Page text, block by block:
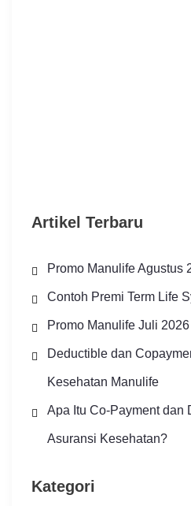
Artikel Terbaru
Promo Manulife Agustus
Contoh Premi Term Life
Promo Manulife Juli 2026
Deductible dan
Kesehatan Manulife
Apa Itu Co-Payment dan
Asuransi Kesehatan?
Kategori